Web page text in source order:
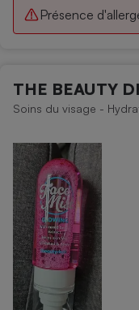
Présence
THE BEAUTY
Soins du visage -